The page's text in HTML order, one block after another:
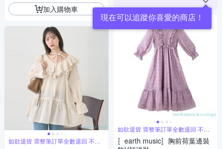
加入購物車
如欲退貨 需整筆訂單全數退回 不能
單退
現在可以追蹤你喜愛的商店！
如欲退貨 需整筆訂單全數退回 不能
單退
〚earth music〛胸前荷葉邊裝